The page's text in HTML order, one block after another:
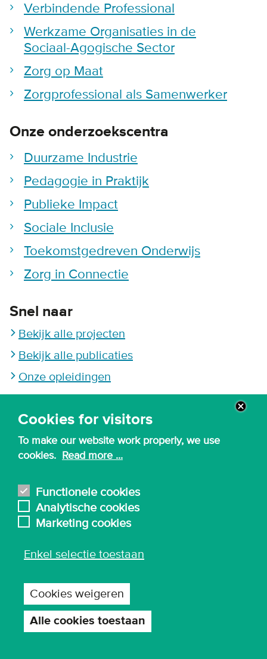
Cookies for visitors
To make our website work properly, we use
cookies. Read more ...
Functionele cookies
Analytische cookies
Marketing cookies
Enkel selectie toestaan
Cookies weigeren
Alle cookies toestaan
Verbindende Professional
Werkzame Organisaties in de
Sociaal-Agogische Sector
Zorg op Maat
Zorgprofessional als Samenwerker
Onze onderzoekscentra
Duurzame Industrie
Pedagogie in Praktijk
Publieke Impact
Sociale Inclusie
Toekomstgedreven Onderwijs
Zorg in Connectie
Snel naar
Bekijk alle projecten
Bekijk alle publicaties
Onze opleidingen
Remote video URL